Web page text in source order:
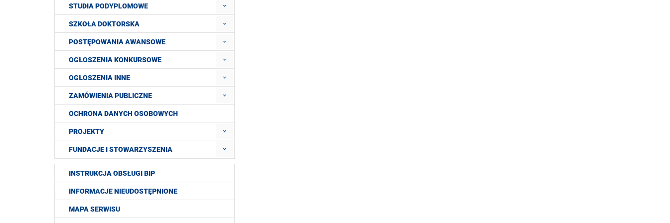
STUDIA PODYPLOMOWE
SZKOŁA DOKTORSKA
POSTĘPOWANIA AWANSOWE
OGŁOSZENIA KONKURSOWE
OGŁOSZENIA INNE
ZAMÓWIENIA PUBLICZNE
OCHRONA DANYCH OSOBOWYCH
PROJEKTY
FUNDACJE I STOWARZYSZENIA
INSTRUKCJA OBSŁUGI BIP
INFORMACJE NIEUDOSTĘPNIONE
MAPA SERWISU